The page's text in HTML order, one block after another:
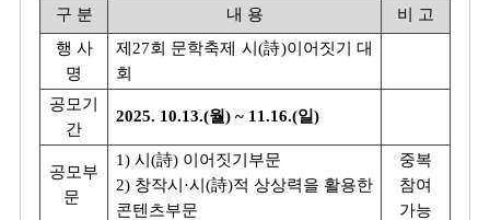
구 분 내 용
비 고
행 사
명
제27회 문학축제 시(詩)이어짓기 대
회
공모기
간
2025. 10.13.(월) ~ 11.16.(일)
공모부
문
1) 시(詩) 이어짓기부문
2) 창작시·시(詩)적 상상력을 활용한
콘텐츠부문
중복
참여
가능